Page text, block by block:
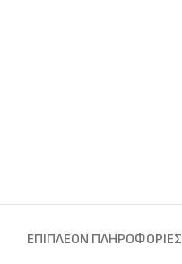
ΕΠΙΠΛΈΟΝ ΠΛΗΡΟΦΟΡΊΕΣ